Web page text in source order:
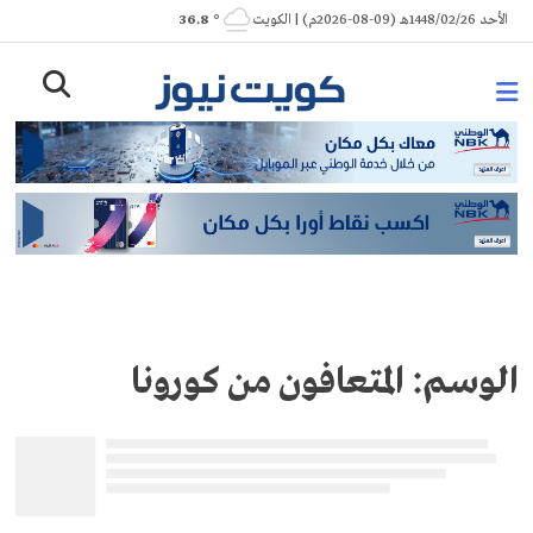
Skip
to
الأحد 1448/02/26هـ (09-08-2026م) | الكويت ° 36.8
الوسم: المتعافون من كورونا